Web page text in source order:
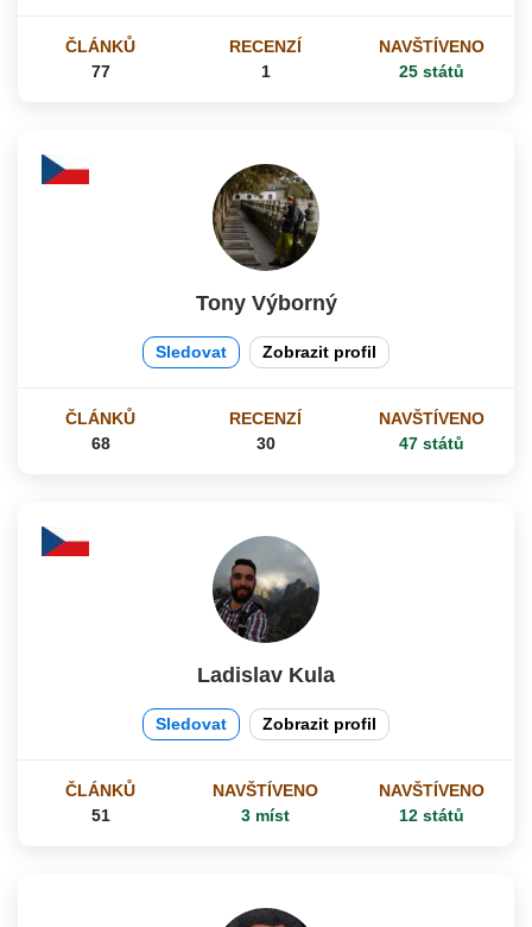
ČLÁNKŮ
77
RECENZÍ
1
NAVŠTÍVENO
25 států
Tony Výborný
Sledovat Zobrazit profil
ČLÁNKŮ
68
RECENZÍ
30
NAVŠTÍVENO
47 států
Ladislav Kula
Sledovat Zobrazit profil
ČLÁNKŮ
51
NAVŠTÍVENO
3 míst
NAVŠTÍVENO
12 států